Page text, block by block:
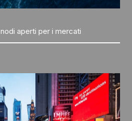
aperti per i mercati